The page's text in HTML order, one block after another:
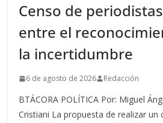
Censo de
entre el
la incertidumbre
6 de agosto de 2026 Redacción
BTÁCORA POLÍTICA Por: Miguel
Cristiani La propuesta de realizar un